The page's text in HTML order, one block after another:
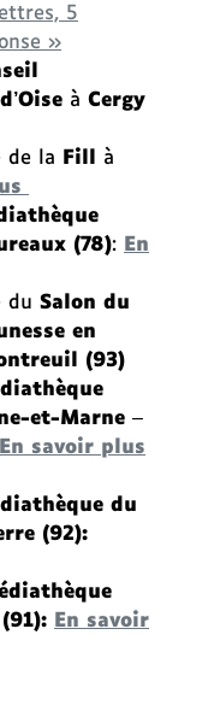
5
»
à Cergy
de la Fill
à
(78): En
du Salon du
en
(93)
et-Marne –
En savoir plus
du
(92):
(91): En savoir